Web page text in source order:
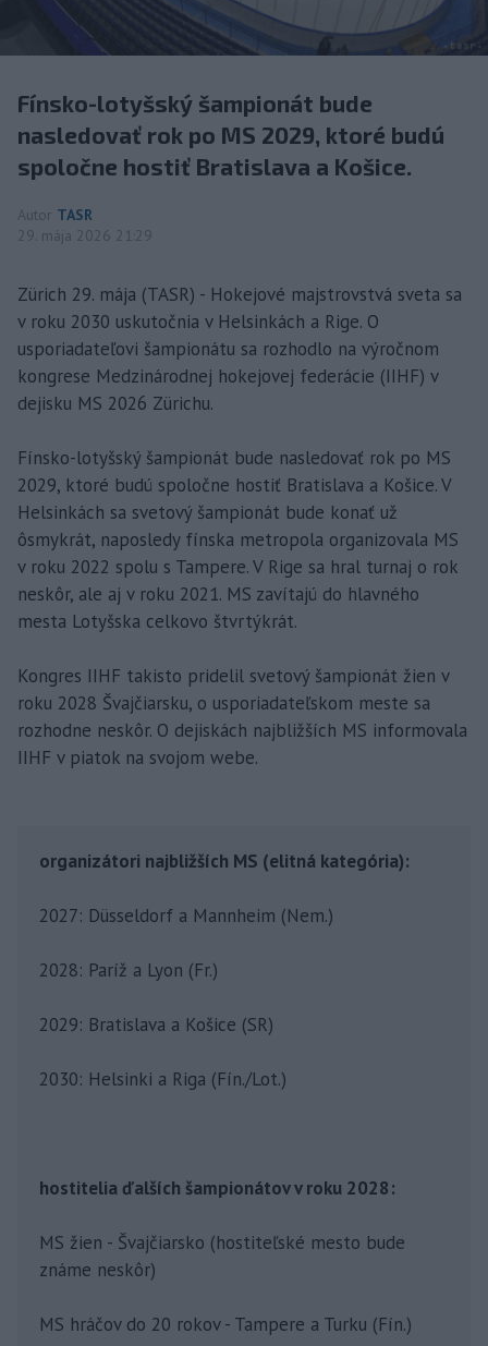
Fínsko-lotyšský šampionát bude
nasledovať rok po MS 2029, ktoré budú
spoločne hostiť Bratislava a Košice.
Autor TASR
29. mája 2026 21:29
Zürich 29. mája (TASR) - Hokejové majstrovstvá sveta sa
v roku 2030 uskutočnia v Helsinkách a Rige. O
usporiadateľovi šampionátu sa rozhodlo na výročnom
kongrese Medzinárodnej hokejovej federácie (IIHF) v
dejisku MS 2026 Zürichu.
Fínsko-lotyšský šampionát bude nasledovať rok po MS
2029, ktoré budú spoločne hostiť Bratislava a Košice. V
Helsinkách sa svetový šampionát bude konať už
ôsmykrát, naposledy fínska metropola organizovala MS
v roku 2022 spolu s Tampere. V Rige sa hral turnaj o rok
neskôr, ale aj v roku 2021. MS zavítajú do hlavného
mesta Lotyšska celkovo štvrtýkrát.
Kongres IIHF takisto pridelil svetový šampionát žien v
roku 2028 Švajčiarsku, o usporiadateľskom meste sa
rozhodne neskôr. O dejiskách najbližších MS informovala
IIHF v piatok na svojom webe.
organizátori najbližších MS (elitná kategória):
2027: Düsseldorf a Mannheim (Nem.)
2028: Paríž a Lyon (Fr.)
2029: Bratislava a Košice (SR)
2030: Helsinki a Riga (Fín./Lot.)
hostitelia ďalších šampionátov v roku 2028:
MS žien - Švajčiarsko (hostiteľské mesto bude
známe neskôr)
MS hráčov do 20 rokov - Tampere a Turku (Fín.)